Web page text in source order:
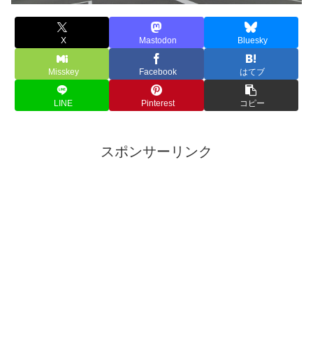
X Mastodon Bluesky
Misskey Facebook はてブ
LINE Pinterest コピー
スポンサーリンク